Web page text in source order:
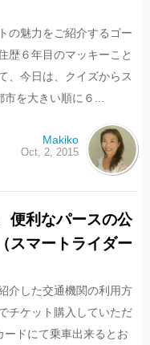
の魅力をご紹介するゴー
歴６年目のマッキーこと
、今日は、クイズからス
を大きい順に６...
Makiko
Oct, 2, 2015
利なパースの公
スマートライダー
介した交通機関の利用方
チケット購入していただ
ードにて乗車出来るとお